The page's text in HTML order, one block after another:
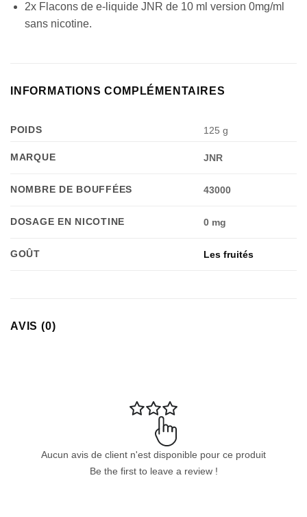
2x Flacons de e-liquide JNR de 10 ml version 0mg/ml
sans nicotine.
INFORMATIONS COMPLÉMENTAIRES
POIDS 125 g
MARQUE JNR
NOMBRE DE BOUFFÉES 43000
DOSAGE EN NICOTINE 0 mg
GOÛT Les fruités
AVIS (0)
Aucun avis de client n'est disponible pour ce produit
Be the first to leave a review !
Appliquer les filtres